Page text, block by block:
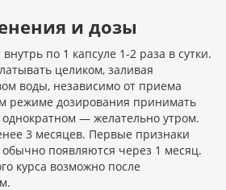
и дозы
по 1 капсуле 1-2 раза в сутки.
целиком, заливая
воды, независимо от приема
режиме дозирования принимать
— желательно утром.
3 месяцев. Первые признаки
появляются через 1 месяц.
курса возможно после